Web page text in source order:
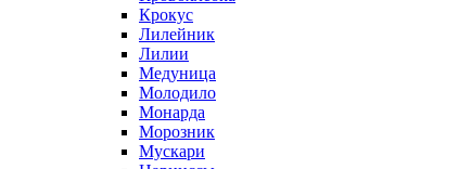
Крокус
Лилейник
Лилии
Медуница
Молодило
Монарда
Морозник
Мускари